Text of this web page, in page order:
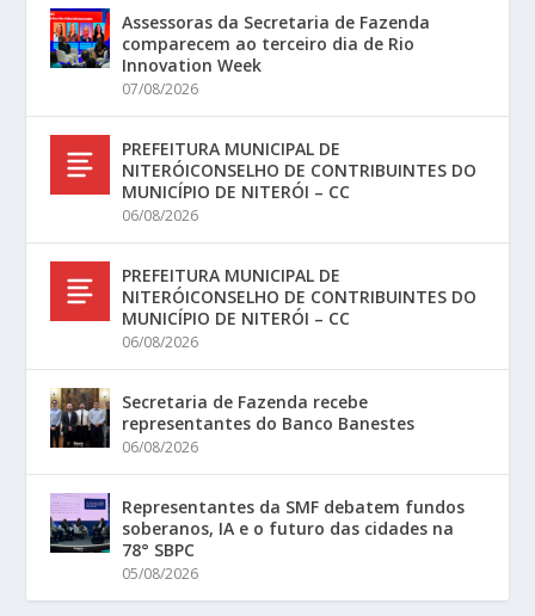
Assessoras da Secretaria de Fazenda
comparecem ao terceiro dia de Rio
Innovation Week
07/08/2026
PREFEITURA MUNICIPAL DE
NITERÓICONSELHO DE CONTRIBUINTES DO
MUNICÍPIO DE NITERÓI – CC
06/08/2026
PREFEITURA MUNICIPAL DE
NITERÓICONSELHO DE CONTRIBUINTES DO
MUNICÍPIO DE NITERÓI – CC
06/08/2026
Secretaria de Fazenda recebe
representantes do Banco Banestes
06/08/2026
Representantes da SMF debatem fundos
soberanos, IA e o futuro das cidades na
78° SBPC
05/08/2026